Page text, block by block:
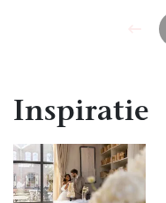
Inspiratie